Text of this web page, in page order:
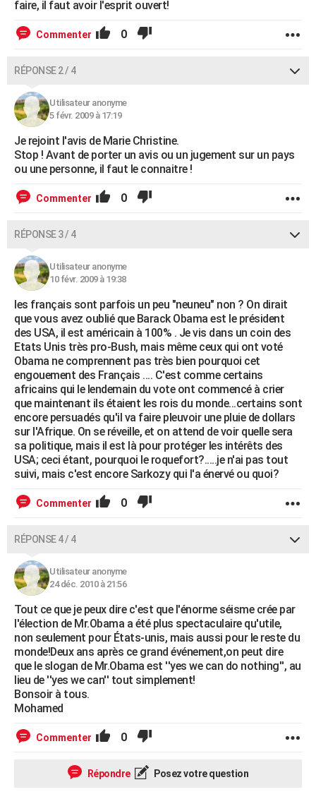
faire, il faut avoir l'esprit ouvert!
Commenter 0
RÉPONSE 2 / 4
Utilisateur anonyme
5 févr. 2009 à 17:19
Je rejoint l'avis de Marie Christine.
Stop ! Avant de porter un avis ou un jugement sur un pays
ou une personne, il faut le connaitre !
Commenter 0
RÉPONSE 3 / 4
Utilisateur anonyme
10 févr. 2009 à 19:38
les français sont parfois un peu "neuneu" non ? On dirait
que vous avez oublié que Barack Obama est le président
des USA, il est américain à 100% . Je vis dans un coin des
Etats Unis très pro-Bush, mais même ceux qui ont voté
Obama ne comprennent pas très bien pourquoi cet
engouement des Français .... C'est comme certains
africains qui le lendemain du vote ont commencé à crier
que maintenant ils étaient les rois du monde...certains sont
encore persuadés qu'il va faire pleuvoir une pluie de dollars
sur l'Afrique. On se réveille, et on attend de voir quelle sera
sa politique, mais il est là pour protéger les intérêts des
USA; ceci étant, pourquoi le roquefort?.....je n'ai pas tout
suivi, mais c'est encore Sarkozy qui l'a énervé ou quoi?
Commenter 0
RÉPONSE 4 / 4
Utilisateur anonyme
24 déc. 2010 à 21:56
Tout ce que je peux dire c'est que l'énorme séisme crée par
l'élection de Mr.Obama a été plus spectaculaire qu'utile,
non seulement pour États-unis, mais aussi pour le reste du
monde!Deux ans après ce grand événement,on peut dire
que le slogan de Mr.Obama est ''yes we can do nothing'', au
lieu de ''yes we can'' tout simplement!
Bonsoir à tous.
Mohamed
Commenter 0
Répondre Posez votre question